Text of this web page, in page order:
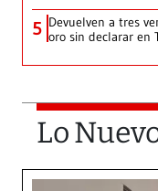
5 Devuelven a tres
oro sin declarar en
Lo